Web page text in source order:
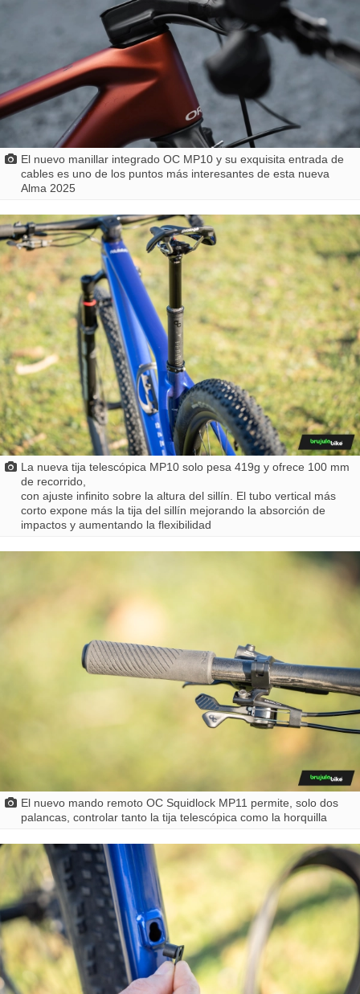
El nuevo manillar integrado OC MP10 y su exquisita entrada de
cables es uno de los puntos más interesantes de esta nueva
Alma 2025
La nueva tija telescópica MP10 solo pesa 419g y ofrece 100 mm
de recorrido,
con ajuste infinito sobre la altura del sillín. El tubo vertical más
corto expone más la tija del sillín mejorando la absorción de
impactos y aumentando la flexibilidad
El nuevo mando remoto OC Squidlock MP11 permite, solo dos
palancas, controlar tanto la tija telescópica como la horquilla